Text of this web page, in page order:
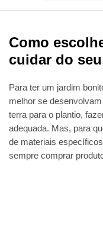
Como
cuidar do
Para ter um jardim
melhor se
terra para o plantio,
adequada. Mas, para
de materiais
sempre comprar